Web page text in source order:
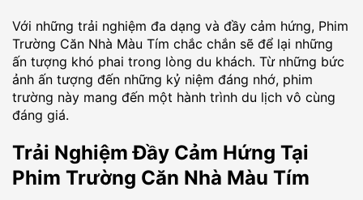
Với những trải nghiệm đa dạng và đầy cảm hứng, Phim
Trường Căn Nhà Màu Tím chắc chắn sẽ để lại những
ấn tượng khó phai trong lòng du khách. Từ những bức
ảnh ấn tượng đến những kỷ niệm đáng nhớ, phim
trường này mang đến một hành trình du lịch vô cùng
đáng giá.
Trải Nghiệm Đầy Cảm Hứng Tại
Phim Trường Căn Nhà Màu Tím